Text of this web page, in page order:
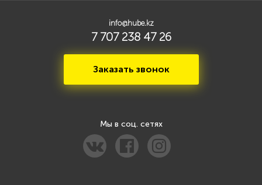
info@hube.kz
7 707 238 47 26
Заказать звонок
Мы в соц. сетях